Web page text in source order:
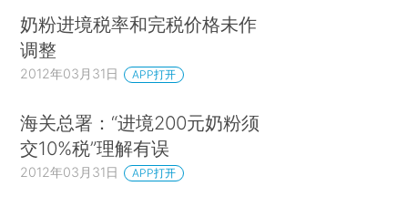
奶粉进境税率和完税价格未作
调整
2012年03月31日 APP打开
海关总署：“进境200元奶粉须
交10%税”理解有误
2012年03月31日 APP打开